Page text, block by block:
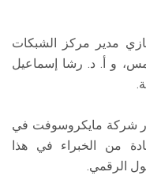
مدير مركز الشبكات
و أ. د. رشا إسماعيل
شركة مايكروسوفت في
من الخبراء في هذا
الرقمي.